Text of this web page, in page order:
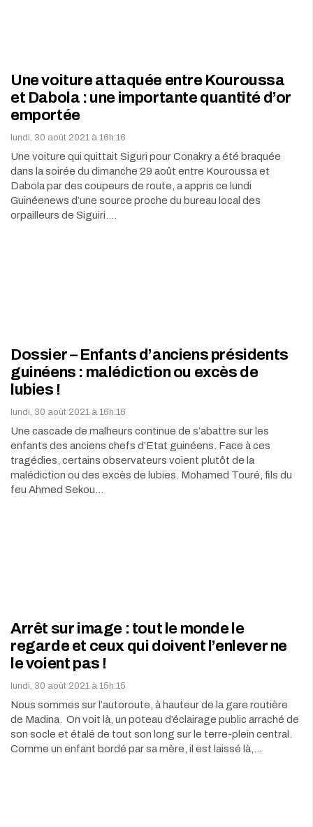
Une voiture attaquée entre Kouroussa
et Dabola : une importante quantité d’or
emportée
lundi, 30 août 2021 à 16h:16
Une voiture qui quittait Siguri pour Conakry a été braquée
dans la soirée du dimanche 29 août entre Kouroussa et
Dabola par des coupeurs de route, a appris ce lundi
Guinéenews d’une source proche du bureau local des
orpailleurs de Siguiri.…
Dossier – Enfants d’anciens présidents
guinéens : malédiction ou excès de
lubies !
lundi, 30 août 2021 à 16h:16
Une cascade de malheurs continue de s’abattre sur les
enfants des anciens chefs d’Etat guinéens. Face à ces
tragédies, certains observateurs voient plutôt de la
malédiction ou des excès de lubies. Mohamed Touré, fils du
feu Ahmed Sekou…
Arrêt sur image : tout le monde le
regarde et ceux qui doivent l’enlever ne
le voient pas !
lundi, 30 août 2021 à 15h:15
Nous sommes sur l’autoroute, à hauteur de la gare routière
de Madina. On voit là, un poteau d’éclairage public arraché de
son socle et étalé de tout son long sur le terre-plein central.
Comme un enfant bordé par sa mère, il est laissé là,…